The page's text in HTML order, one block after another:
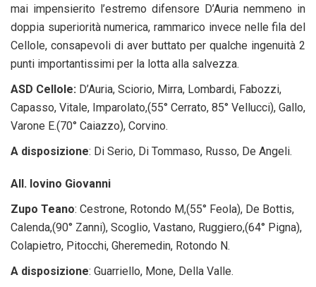
mai impensierito l’estremo difensore D’Auria nemmeno in
doppia superiorità numerica, rammarico invece nelle fila del
Cellole, consapevoli di aver buttato per qualche ingenuità 2
punti importantissimi per la lotta alla salvezza.
ASD Cellole: D’Auria, Sciorio, Mirra, Lombardi, Fabozzi,
Capasso, Vitale, Imparolato,(55° Cerrato, 85° Vellucci), Gallo,
Varone E.(70° Caiazzo), Corvino.
A disposizione: Di Serio, Di Tommaso, Russo, De Angeli.
All. Iovino Giovanni
Zupo Teano: Cestrone, Rotondo M,(55° Feola), De Bottis,
Calenda,(90° Zanni), Scoglio, Vastano, Ruggiero,(64° Pigna),
Colapietro, Pitocchi, Gheremedin, Rotondo N.
A disposizione: Guarriello, Mone, Della Valle.